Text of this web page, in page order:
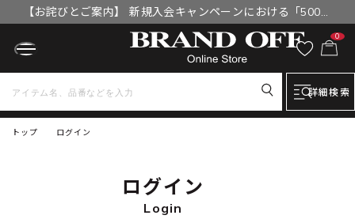
【お詫びとご案内】 新規入会キャンペーンにおける「500円
OFFクーポン」付与漏れと補填について
0
詳細検索
トップ ログイン
ログイン
Login